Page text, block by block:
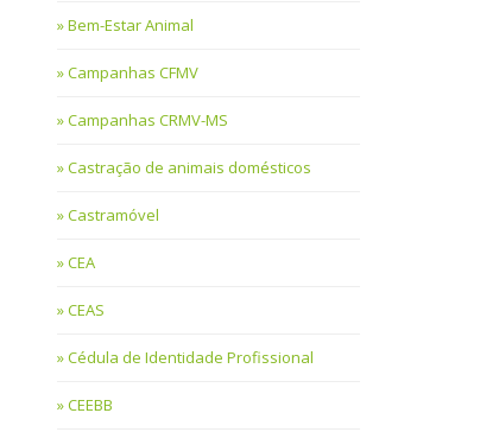
Bem-Estar Animal
Campanhas CFMV
Campanhas CRMV-MS
Castração de animais domésticos
Castramóvel
CEA
CEAS
Cédula de Identidade Profissional
CEEBB